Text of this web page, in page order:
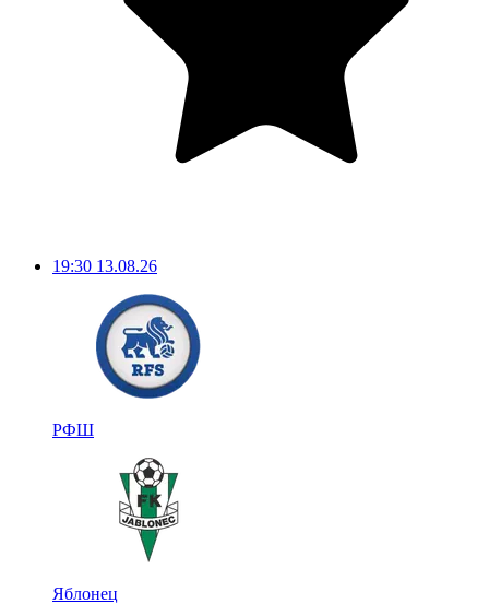
19:30 13.08.26
РФШ
Яблонец